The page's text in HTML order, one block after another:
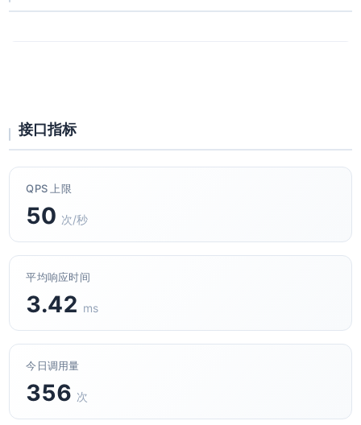
接口指标
QPS 上限
50 次/秒
平均响应时间
3.42 ms
今日调用量
356 次